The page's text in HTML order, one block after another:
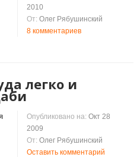
2010
От: Олег Рябушинский
8 комментариев
легко и
Опубликовано на: Окт 28
2009
От: Олег Рябушинский
Оставить комментарий